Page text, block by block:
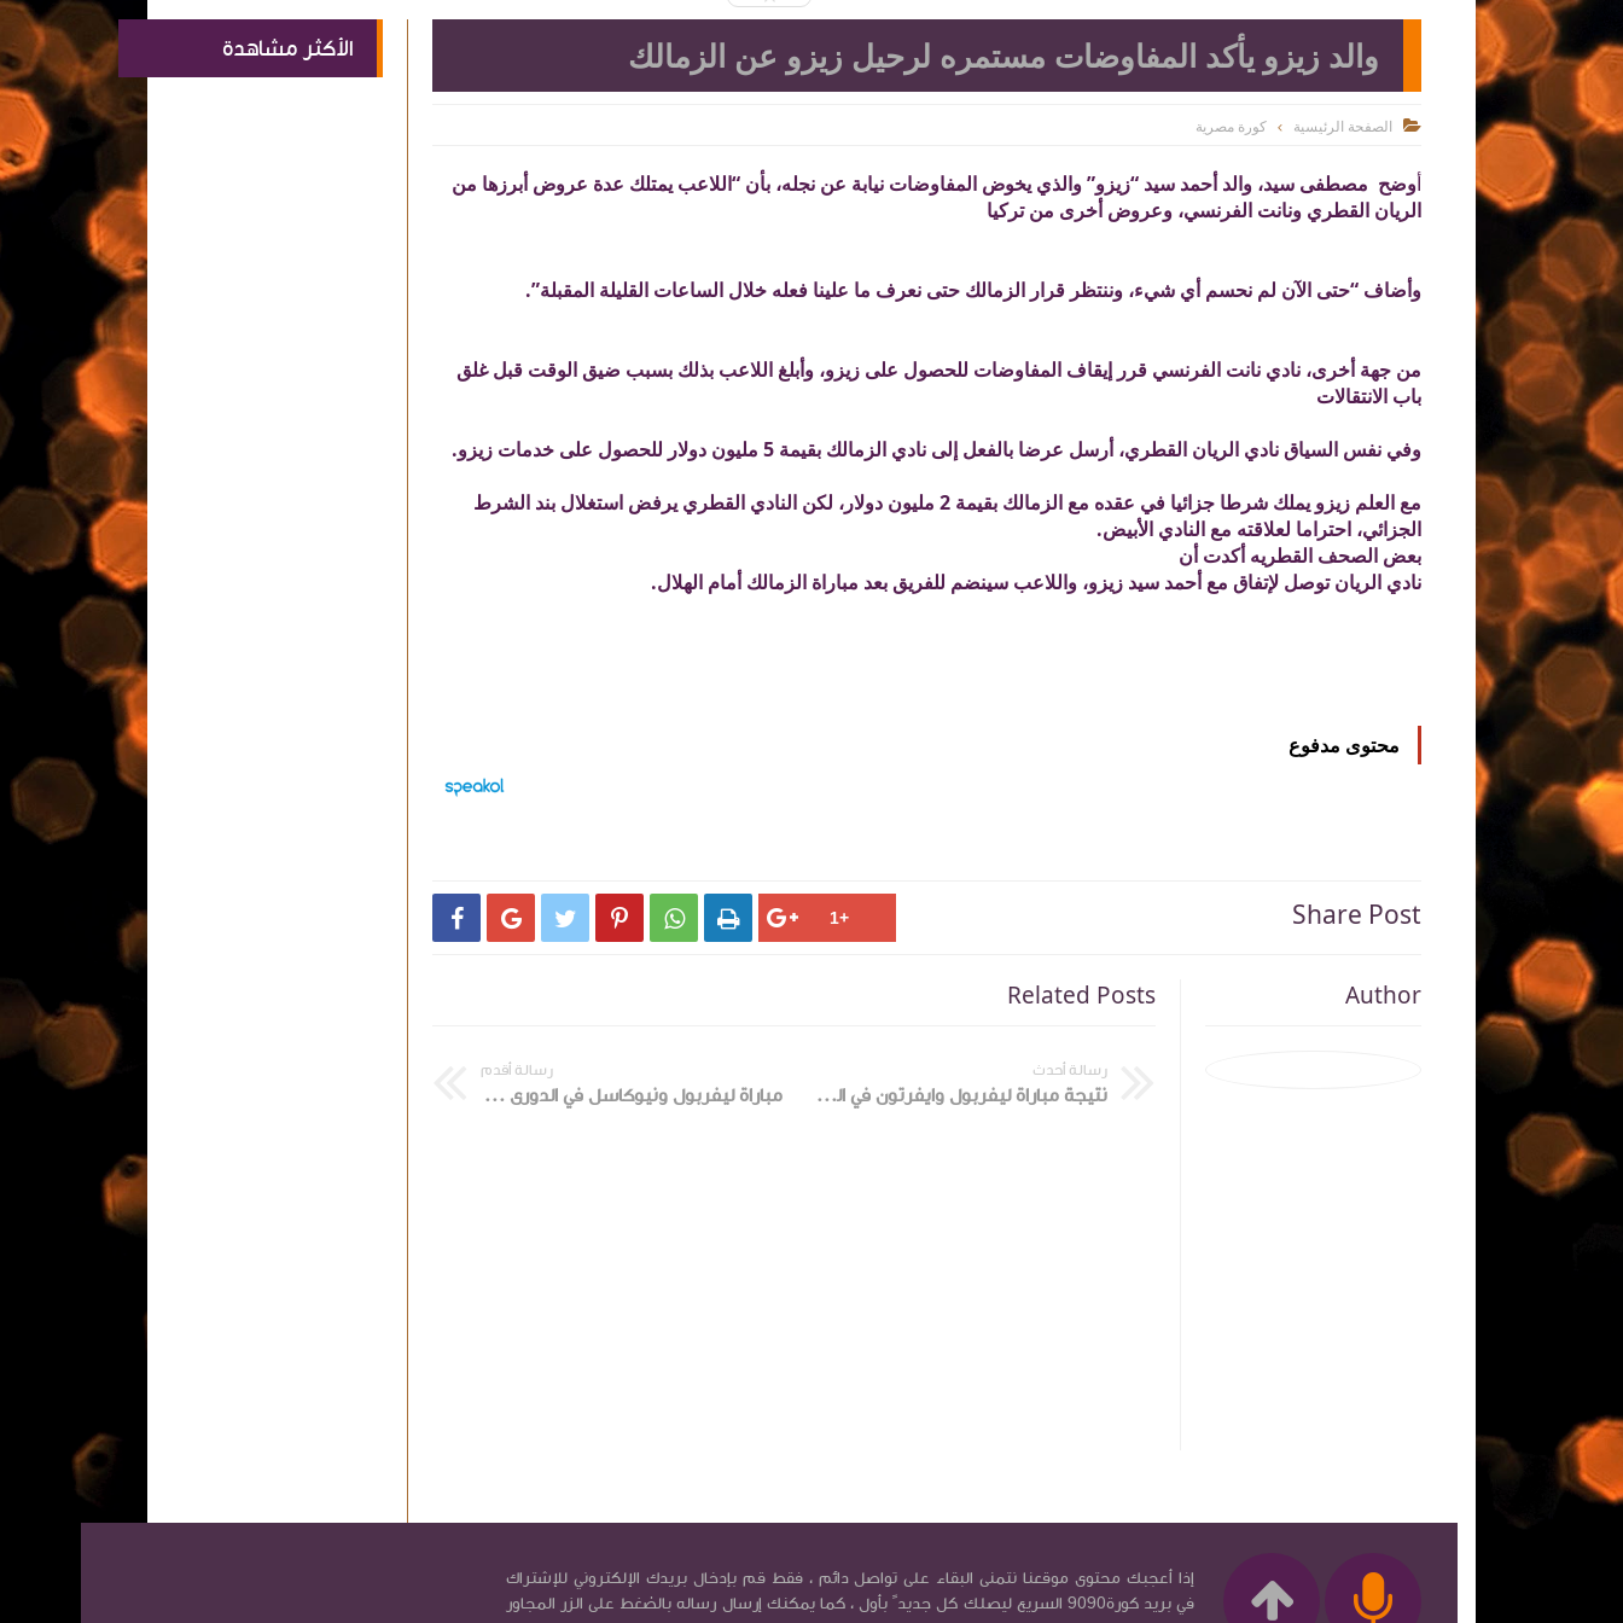
والد زيزو يأكد المفاوضات مستمره لرحيل زيزو عن الزمالك
 الصفحة الرئيسية كورة مصرية
أوضح مصطفى سيد، والد أحمد سيد “زيزو” والذي يخوض المفاوضات نيابة عن نجله، بأن “اللاعب يمتلك عدة عروض أبرزها من
الريان القطري ونانت الفرنسي، وعروض أخرى من تركيا
وأضاف “حتى الآن لم نحسم أي شيء، وننتظر قرار الزمالك حتى نعرف ما علينا فعله خلال الساعات القليلة المقبلة”.
من جهة أخرى، نادي نانت الفرنسي قرر إيقاف المفاوضات للحصول على زيزو، وأبلغ اللاعب بذلك بسبب ضيق الوقت قبل غلق
باب الانتقالات
وفي نفس السياق نادي الريان القطري، أرسل عرضا بالفعل إلى نادي الزمالك بقيمة 5 مليون دولار للحصول على خدمات زيزو.
مع العلم زيزو يملك شرطا جزائيا في عقده مع الزمالك بقيمة 2 مليون دولار، لكن النادي القطري يرفض استغلال بند الشرط
الجزائي، احتراما لعلاقته مع النادي الأبيض.
بعض الصحف القطريه أكدت أن
نادي الريانتوصل لإتفاق مع أحمد سيد زيزو، واللاعب سينضم للفريق بعد مباراة الزمالك أمام الهلال.
محتوى مدفوع
Share Post
     
Author
Related Posts
رسالة أحدث
نتيجة مباراة ليفربول وايفرتون في الدورى الانجليزي الممتاز 3-9-2022
رسالة أقدم
مباراة ليفربول ونيوكاسل في الدورى الانجليزي الممتازالممتاز
الأكثر مشاهدة
إذا أعجبك محتوى موقعنا نتمنى البقاء على تواصل دائم ، فقط قم بإدخال بريدك الإلكتروني للإشتراك
في بريد كورة9090 السريع ليصلك كل جديد ً بأول ، كما يمكنك إرسال رساله بالضغط على الزر المجاور